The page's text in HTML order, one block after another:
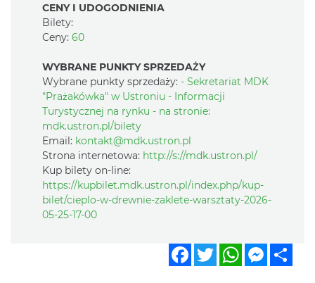
CENY I UDOGODNIENIA
Bilety:
Ceny: 60
WYBRANE PUNKTY SPRZEDAŻY
Wybrane punkty sprzedaży: - Sekretariat MDK
"Prażakówka" w Ustroniu - Informacji
Turystycznej na rynku - na stronie:
mdk.ustron.pl/bilety
Email: kontakt@mdk.ustron.pl
Strona internetowa: http://s://mdk.ustron.pl/
Kup bilety on-line:
https://kupbilet.mdk.ustron.pl/index.php/kup-
bilet/cieplo-w-drewnie-zaklete-warsztaty-2026-
05-25-17-00
FacebookTwitterWhatsApp